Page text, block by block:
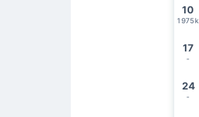
10
1975k
17
-
24
-